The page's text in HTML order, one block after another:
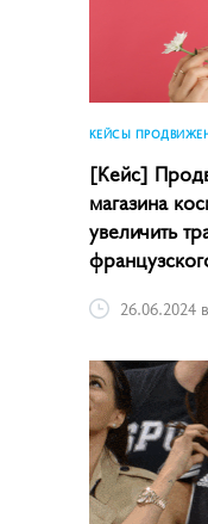
КЕЙСЫ
[Кейс]
магазина
увеличить
26.06.2024